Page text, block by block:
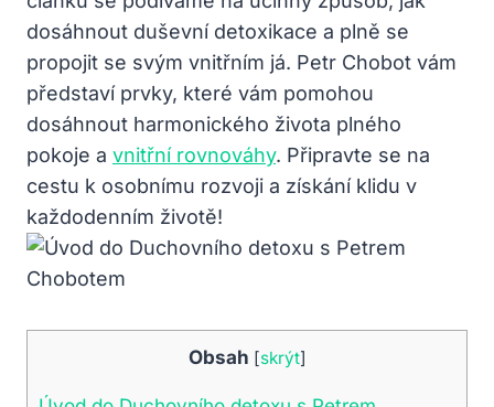
dosáhnout duševní detoxikace a plně se
propojit se svým vnitřním já. Petr Chobot vám
představí prvky, které vám pomohou
dosáhnout harmonického života plného
pokoje a vnitřní rovnováhy. Připravte se na
cestu k osobnímu rozvoji a získání klidu v
každodenním životě!
Obsah [skrýt]